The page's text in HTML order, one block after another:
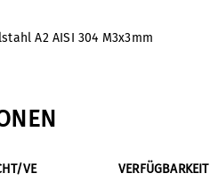
A2 AISI 304 M3x3mm
VE VERFÜGBARKEIT